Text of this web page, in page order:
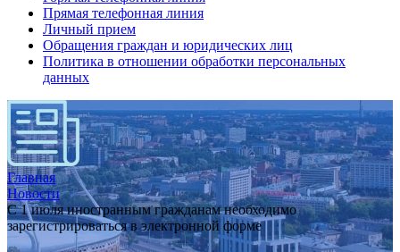
Прямая телефонная линия
Личный прием
Обращения граждан и юридических лиц
Политика в отношении обработки персональных
данных
Главная
Новости
C 1 июля иностранным гражданам необходимо
зарегистрироваться в электронной форме